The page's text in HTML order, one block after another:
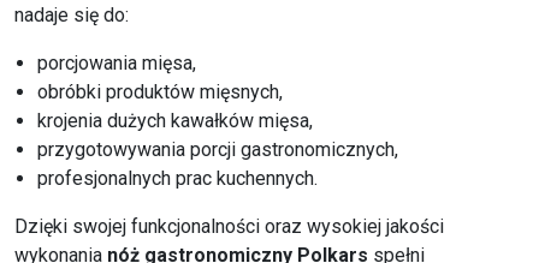
nadaje się do:
porcjowania mięsa,
obróbki produktów mięsnych,
krojenia dużych kawałków mięsa,
przygotowywania porcji gastronomicznych,
profesjonalnych prac kuchennych.
Dzięki swojej funkcjonalności oraz wysokiej jakości
wykonania nóż gastronomiczny Polkars spełni